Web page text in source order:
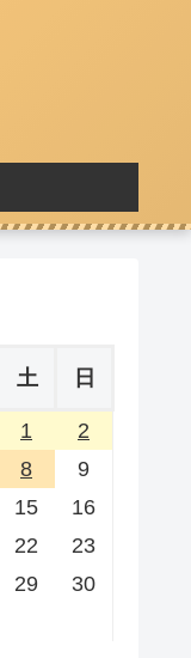
土 日
1
2
8
9
15
16
22
23
29
30